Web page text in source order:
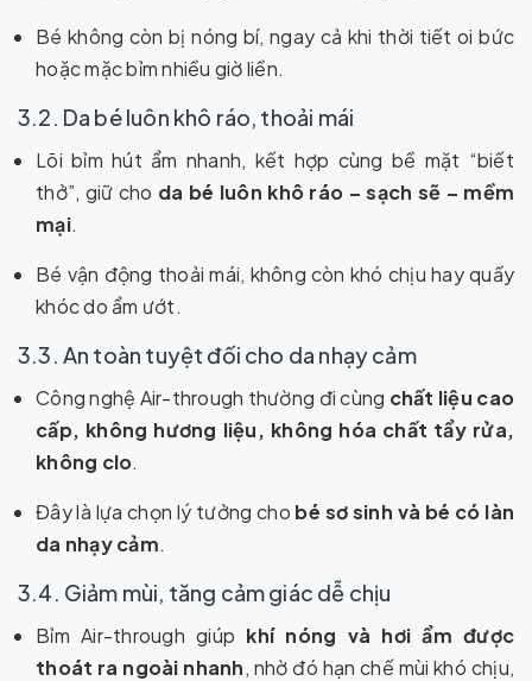
Bé không còn bị nóng bí, ngay cả khi thời tiết oi bức
hoặc mặc bỉm nhiều giờ liền.
3.2. Da bé luôn khô ráo, thoải mái
Lõi bỉm hút ẩm nhanh, kết hợp cùng bề mặt “biết
thở”, giữ cho da bé luôn khô ráo – sạch sẽ – mềm
mại.
Bé vận động thoải mái, không còn khó chịu hay quấy
khóc do ẩm ướt.
3.3. An toàn tuyệt đối cho da nhạy cảm
Công nghệ Air-through thường đi cùng chất liệu cao
cấp, không hương liệu, không hóa chất tẩy rửa,
không clo.
Đây là lựa chọn lý tưởng cho bé sơ sinh và bé có làn
da nhạy cảm.
3.4. Giảm mùi, tăng cảm giác dễ chịu
Bỉm Air-through giúp khí nóng và hơi ẩm được
thoát ra ngoài nhanh, nhờ đó hạn chế mùi khó chịu,